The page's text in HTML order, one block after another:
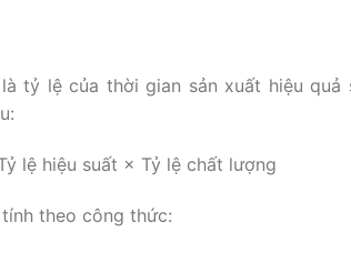
là tỷ lệ của thời gian sản xuất hiệu
lệ hiệu suất × Tỷ lệ chất lượng
theo công thức: